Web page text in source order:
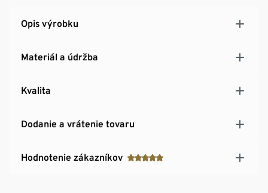
Opis výrobku
Materiál a údržba
Kvalita
Dodanie a vrátenie tovaru
Hodnotenie zákazníkov